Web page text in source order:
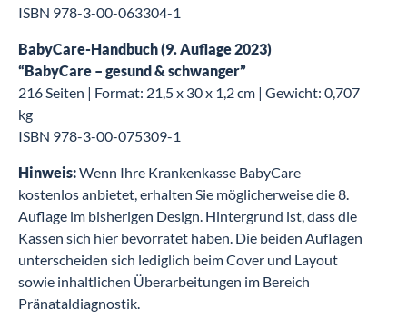
ISBN 978-3-00-063304-1
BabyCare-Handbuch (9. Auflage 2023)
“BabyCare – gesund & schwanger”
216 Seiten | Format: 21,5 x 30 x 1,2 cm | Gewicht: 0,707
kg
ISBN 978-3-00-075309-1
Hinweis:Wenn Ihre Krankenkasse BabyCare
kostenlos anbietet, erhalten Sie möglicherweise die 8.
Auflage im bisherigen Design. Hintergrund ist, dass die
Kassen sich hier bevorratet haben. Die beiden Auflagen
unterscheiden sich lediglich beim Cover und Layout
sowie inhaltlichen Überarbeitungen im Bereich
Pränataldiagnostik.